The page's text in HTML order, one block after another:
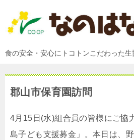
食の安全・安心にトコトンこだわった生
郡山市保育園訪問
4月15日(水)組合員の皆様にご協
島子ども支援募金」。本日は、